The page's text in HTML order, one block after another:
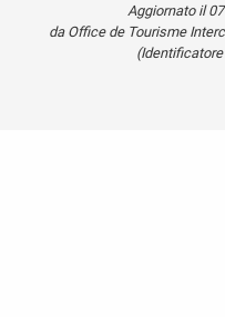
Aggiornato il
da Office de Tourisme